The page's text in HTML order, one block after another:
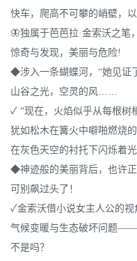
快车，爬高不可攀的峭壁，
🦋独属于芭芭拉·金索沃之笔
惊奇与发现，美丽与危险!
◆涉入一条蝴蝶河，“她见证
山谷之光，空灵的风……
✓ “现在，火焰似乎从每根树
犹如松木在篝火中噼啪燃烧
在灰色天空的衬托下闪烁着
◆神迹般的美丽背后，也许正
可别飙过头了！
✓金索沃借小说女主人公的
气候变暖与生态破坏问题——
不是吗？